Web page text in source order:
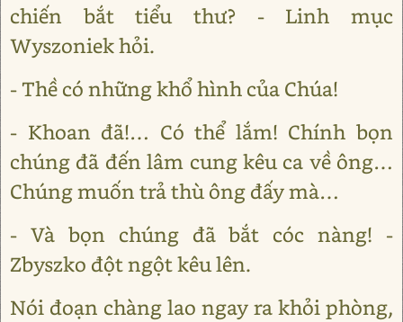
chiến bắt tiểu thư? - Linh mục
Wyszoniek hỏi.
- Thề có những khổ hình của Chúa!
- Khoan đã!… Có thể lắm! Chính bọn
chúng đã đến lâm cung kêu ca về ông…
Chúng muốn trả thù ông đấy mà…
- Và bọn chúng đã bắt cóc nàng! -
Zbyszko đột ngột kêu lên.
Nói đoạn chàng lao ngay ra khỏi phòng,